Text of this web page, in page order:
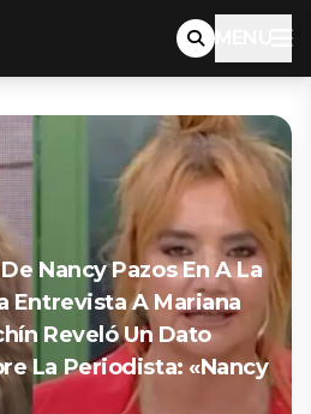
MENU
Nancy Pazos En A La
Entrevista A Mariana
Reveló Un Dato
La Periodista: «Nancy